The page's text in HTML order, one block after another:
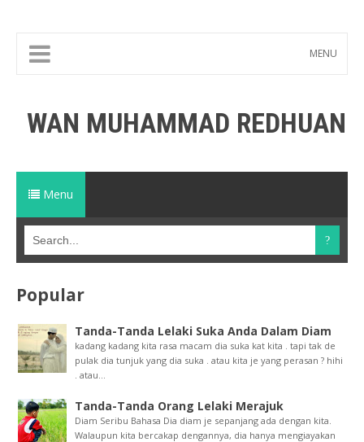
MENU
WAN MUHAMMAD REDHUAN
Menu
Popular
Tanda-Tanda Lelaki Suka Anda Dalam Diam
kadang kadang kita rasa macam dia suka kat kita . tapi tak de
pulak dia tunjuk yang dia suka . atau kita je yang perasan ? hihi
. atau...
Tanda-Tanda Orang Lelaki Merajuk
Diam Seribu Bahasa Dia diam je sepanjang ada dengan kita.
Walaupun kita bercakap dengannya, dia hanya mengiayakan